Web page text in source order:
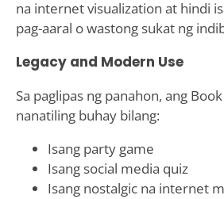
na internet visualization at hindi
pag-aaral o wastong sukat ng
Legacy and Modern Use
Sa paglipas ng panahon, ang
nanatiling buhay bilang:
Isang party game
Isang social media quiz
Isang nostalgic na internet